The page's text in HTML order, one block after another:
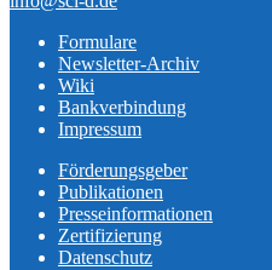
Formulare
Newsletter-Archiv
Wiki
Bankverbindung
Impressum
Förderungsgeber
Publikationen
Presseinformationen
Zertifizierung
Datenschutz